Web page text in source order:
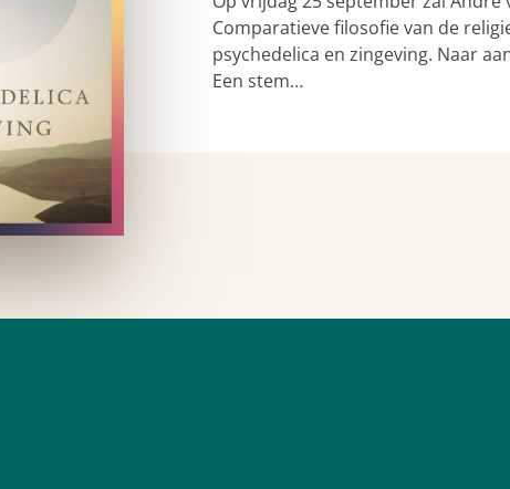
Comparatieve filosofie van de
psychedelica en zingeving. Naar
Een stem…